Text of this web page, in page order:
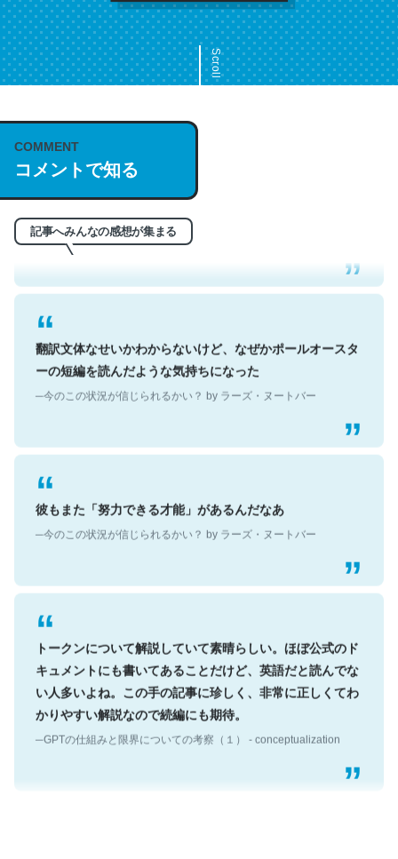
Scroll
COMMENT
コメントで知る
記事へみんなの感想が集まる
これは名文。彼はとてもクレバーなんだろうなと凄く思
う。英語少しでも読める人は原文もお勧め。自分はこの流
れ好き。Let’s Fucking Go. Then Covid hit. Shit.
─今のこの状況が信じられるかい？ by ラーズ・ヌートバー
翻訳文体なせいかわからないけど、なぜかポールオースタ
ーの短編を読んだような気持ちになった
─今のこの状況が信じられるかい？ by ラーズ・ヌートバー
彼もまた「努力できる才能」があるんだなあ
─今のこの状況が信じられるかい？ by ラーズ・ヌートバー
トークンについて解説していて素晴らしい。ほぼ公式のド
キュメントにも書いてあることだけど、英語だと読んでな
い人多いよね。この手の記事に珍しく、非常に正しくてわ
かりやすい解説なので続編にも期待。
─GPTの仕組みと限界についての考察（１） - conceptualization